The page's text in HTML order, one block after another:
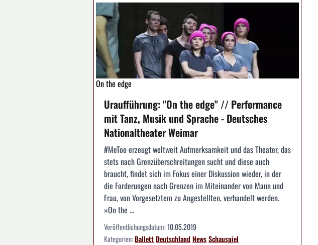
On the edge
Uraufführung: "On the edge" // Performance
mit Tanz, Musik und Sprache - Deutsches
Nationaltheater Weimar
#MeToo erzeugt weltweit Aufmerksamkeit und das Theater, das
stets nach Grenzüberschreitungen sucht und diese auch
braucht, findet sich im Fokus einer Diskussion wieder, in der
die Forderungen nach Grenzen im Miteinander von Mann und
Frau, von Vorgesetztem zu Angestellten, verhandelt werden.
»On the ...
Veröffentlichungsdatum:10.05.2019
Kategorien:BallettDeutschlandNewsSchauspiel